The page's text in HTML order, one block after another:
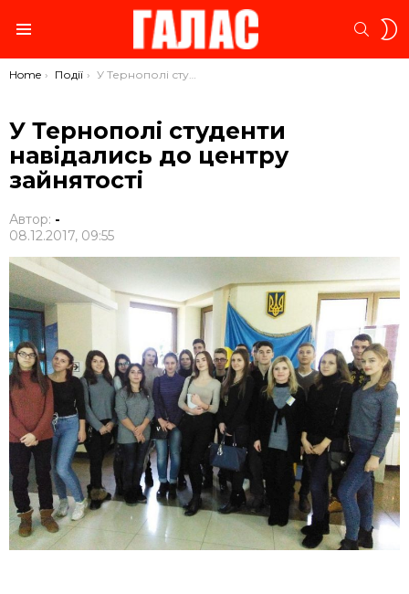
You are here:
Home Події У Тернополі студенти навідались до центру зайнятості
У Тернополі студенти
навідались до центру
зайнятості
Автор: -
08.12.2017, 09:55